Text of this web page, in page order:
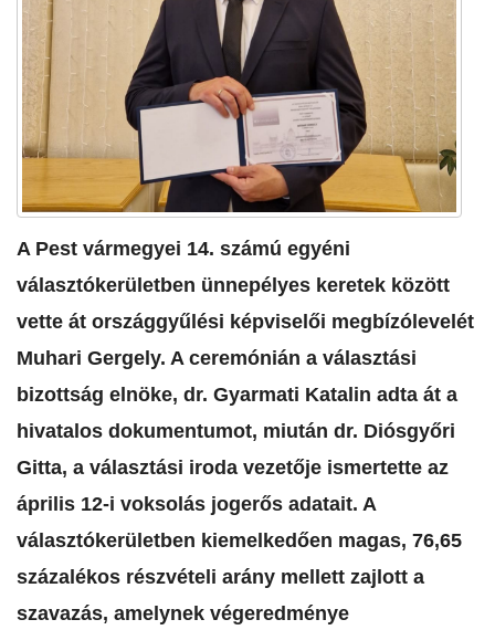
A Pest vármegyei 14. számú egyéni
választókerületben ünnepélyes keretek között
vette át országgyűlési képviselői megbízólevelét
Muhari Gergely. A ceremónián a választási
bizottság elnöke, dr. Gyarmati Katalin adta át a
hivatalos dokumentumot, miután dr. Diósgyőri
Gitta, a választási iroda vezetője ismertette az
április 12-i voksolás jogerős adatait. A
választókerületben kiemelkedően magas, 76,65
százalékos részvételi arány mellett zajlott a
szavazás, amelynek végeredménye